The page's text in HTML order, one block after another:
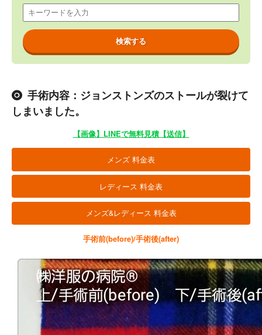
手術内容：ジョンストンズのストールが裂けて
しまいました。
【画像】LINEで無料見積【送信】
メンズ 料金表
レディース 料金表
メンズ&レディース 料金表
手術前(before)/手術後(after)